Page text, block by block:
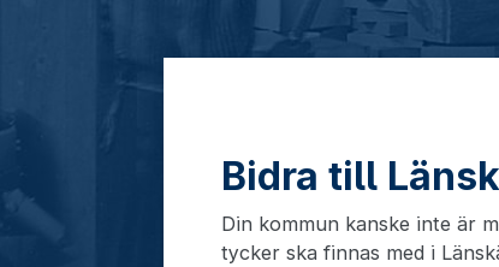
Bidra till
Din kommun kanske inte är
tycker ska finnas med i